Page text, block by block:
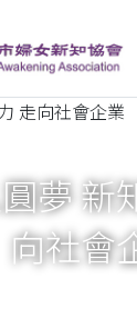
夢 新
向社會